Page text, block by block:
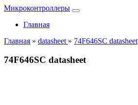
Микроконтроллеры
Главная
Главная » datasheet » 74F646SC datasheet
74F646SC datasheet